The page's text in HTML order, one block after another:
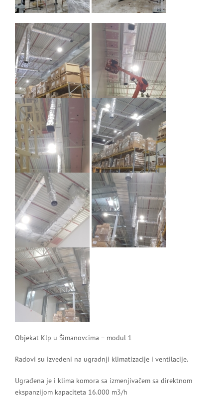
Objekat Klp u Šimanovcima – modul 1
Radovi su izvedeni na ugradnji klimatizacije i ventilacije.
Ugrađena je i klima komora sa izmenjivačem sa direktnom
ekspanzijom kapaciteta 16.000 m3/h